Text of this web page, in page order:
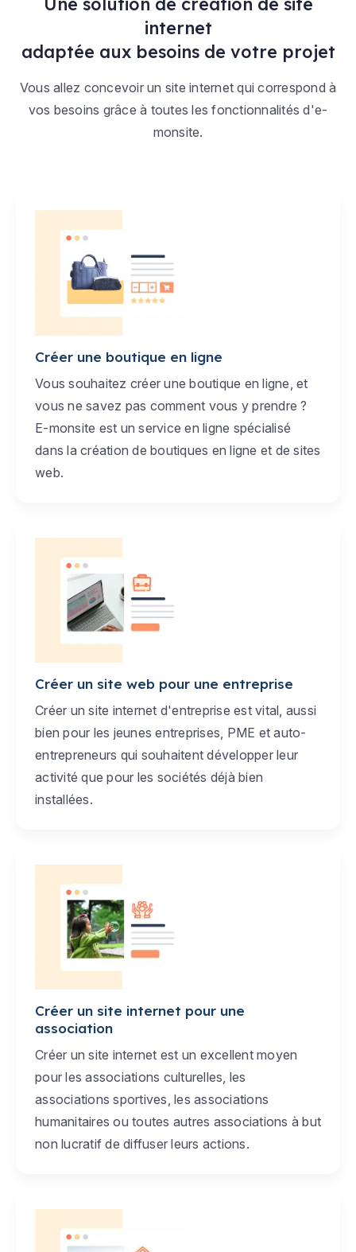
internet
adaptée aux besoins de votre projet
Vous allez concevoir un site internet qui correspond à
vos besoins grâce à toutes les fonctionnalités d'e-
monsite.
Créer une boutique en ligne
Vous souhaitez créer une boutique en ligne, et
vous ne savez pas comment vous y prendre ?
E-monsite est un service en ligne spécialisé
dans la création de boutiques en ligne et de sites
web.
Créer un site web pour une entreprise
Créer un site internet d'entreprise est vital, aussi
bien pour les jeunes entreprises, PME et auto-
entrepreneurs qui souhaitent développer leur
activité que pour les sociétés déjà bien
installées.
Créer un site internet pour une
association
Créer un site internet est un excellent moyen
pour les associations culturelles, les
associations sportives, les associations
humanitaires ou toutes autres associations à but
non lucratif de diffuser leurs actions.